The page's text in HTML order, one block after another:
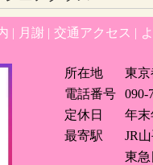
| 月謝| 交通アクセス |
所在地
東京
電話番号
090-
定休日
年
最寄駅
JR
東急